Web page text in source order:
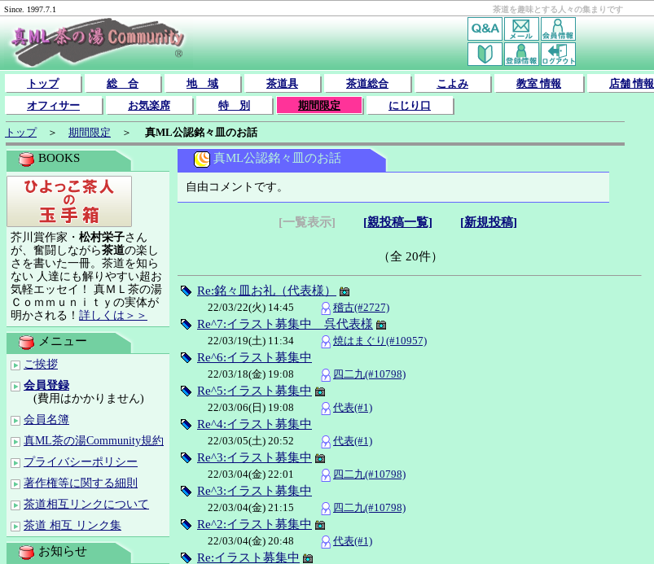
Since. 1997.7.1 茶道を趣味とする人々の集まりです
トップ 総 合 地 域 茶道具 茶道総合 こよみ 教室 情報
店舗 情報
オフィサー
お気楽席 特 別 期間限定 にじり口
トップ＞ 期間限定 ＞ 真ML公認銘々皿のお話
真ML公認銘々皿のお話
自由コメントです。
[一覧表示] [親投稿一覧] [新規投稿]
（全 20件）
Re:銘々皿お礼（代表様）
22/03/22(火) 14:45 稽古(#2727)
Re^7:イラスト募集中 呉代表様
22/03/19(土) 11:34 焼はまぐり(#10957)
Re^6:イラスト募集中
22/03/18(金) 19:08 四二九(#10798)
Re^5:イラスト募集中
22/03/06(日) 19:08 代表(#1)
Re^4:イラスト募集中
22/03/05(土) 20:52 代表(#1)
Re^3:イラスト募集中
22/03/04(金) 22:01 四二九(#10798)
Re^3:イラスト募集中
22/03/04(金) 21:15 四二九(#10798)
Re^2:イラスト募集中
22/03/04(金) 20:48 代表(#1)
Re:イラスト募集中
BOOKS
芥川賞作家・ 松村栄子さん
が、奮闘しながら茶道の楽し
さを書いた一冊。茶道を知ら
ない 人達にも解りやすい超お
気軽エッセイ！ 真ＭＬ茶の湯
Ｃｏｍｍｕｎｉｔｙの実体が
明かされる！ 詳しくは＞＞
メニュー
ご挨拶
会員登録
(費用はかかりません)
会員名簿
真ML茶の湯Community規約
プライバシーポリシー
著作権等に関する細則
茶道相互リンクについて
茶道 相互 リンク集
お知らせ